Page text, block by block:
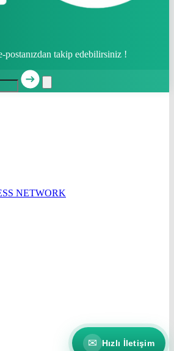
postanızdan takip edebilirsiniz !
NETWORK
✉ Hızlı İletişim